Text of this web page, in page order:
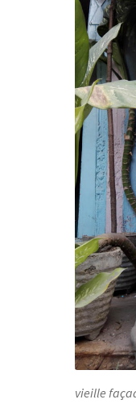
vieille